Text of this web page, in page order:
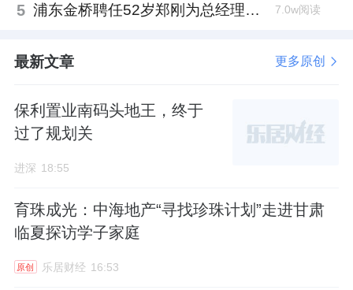
5 浦东金桥聘任52岁郑刚为总经理，曾任张江高科副总 7.0w阅读
最新文章 更多原创
保利置业南码头地王，终于
过了规划关
进深 18:55
育珠成光：中海地产“寻找珍珠计划”走进甘肃
临夏探访学子家庭
原创 乐居财经 16:53